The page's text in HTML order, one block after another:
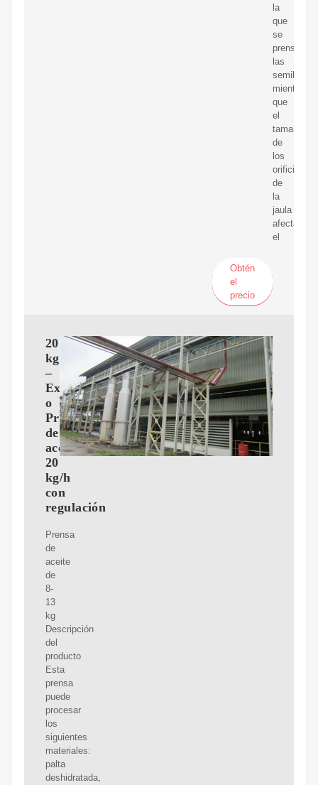
la
que
se
prensan
las
semillas,
mientras
que
el
tamaño
de
los
orificios
de
la
jaula
afecta
el
Obtén
el
precio
20
kg/h
–
Extractor
o
Prensa
de
aceite
20
kg/h
con
regulación
Prensa
de
aceite
de
8-
13
kg
Descripción
del
producto
Esta
prensa
puede
procesar
los
siguientes
materiales:
palta
deshidratada,